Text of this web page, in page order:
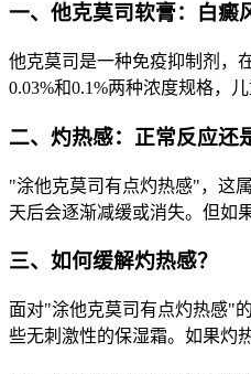
一、他克莫司软膏：白癜
他克莫司是一种免疫抑制剂，
0.03%和0.1%两种浓度规格，
二、灼热感：正常反应还
"涂他克莫司有点灼热感"，这
天后会逐渐减缓或消失。但如
三、如何缓解灼热感？
面对"涂他克莫司有点灼热感"
些无刺激性的保湿霜。如果灼